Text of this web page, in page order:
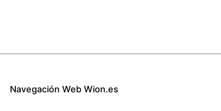
Navegación Web Wion.es